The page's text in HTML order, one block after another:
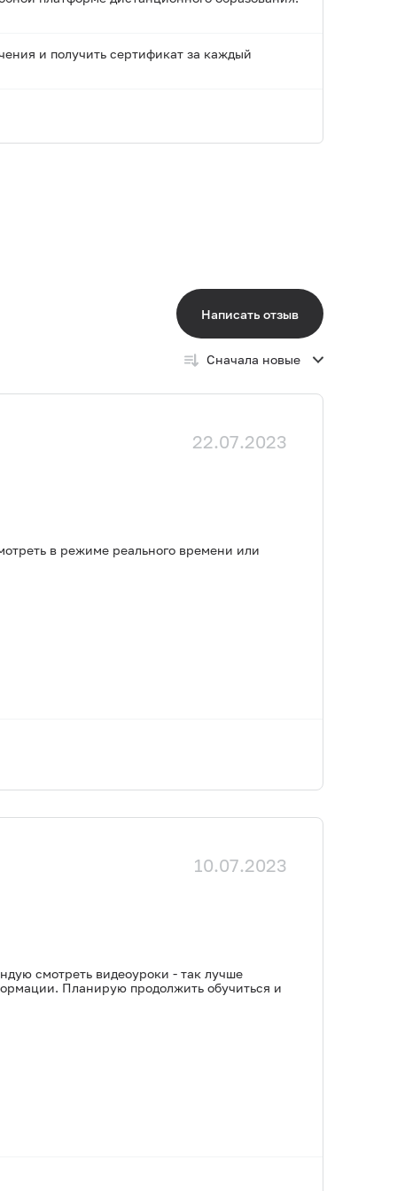
и получить сертификат за каждый
Написать отзыв
Сначала новые
22.07.2023
в режиме реального времени или
10.07.2023
смотреть видеоуроки - так лучше
Планирую продолжить обучиться и